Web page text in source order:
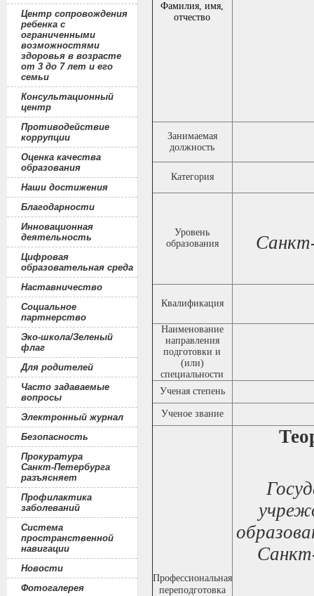
Центр сопровождения
ребенка с
ограниченными
возможностями
здоровья в возрасте
от 3 до 7 лет и его
семьи
Консультационный
центр
Противодействие
коррупции
Оценка качества
образования
Наши достижения
Благодарности
Инновационная
деятельность
Цифровая
образовательная среда
Наставничество
Социальное
партнерство
Эко-школа/Зеленый
флаг
Для родителей
Часто задаваемые
вопросы
Электронный журнал
Безопасность
Прокуратура
Санкт-Петербурга
разъясняет
Профилактика
заболеваний
Система
пространственной
навигации
Новости
Фотогалерея
Фамилия, имя,
отчество
Занимаемая
должность
Категория
Уровень
образования
Квалификация
Наименование
направления
подготовки и
(или)
специальности
Ученая степень
Ученое звание
Профессиональная
переподготовка